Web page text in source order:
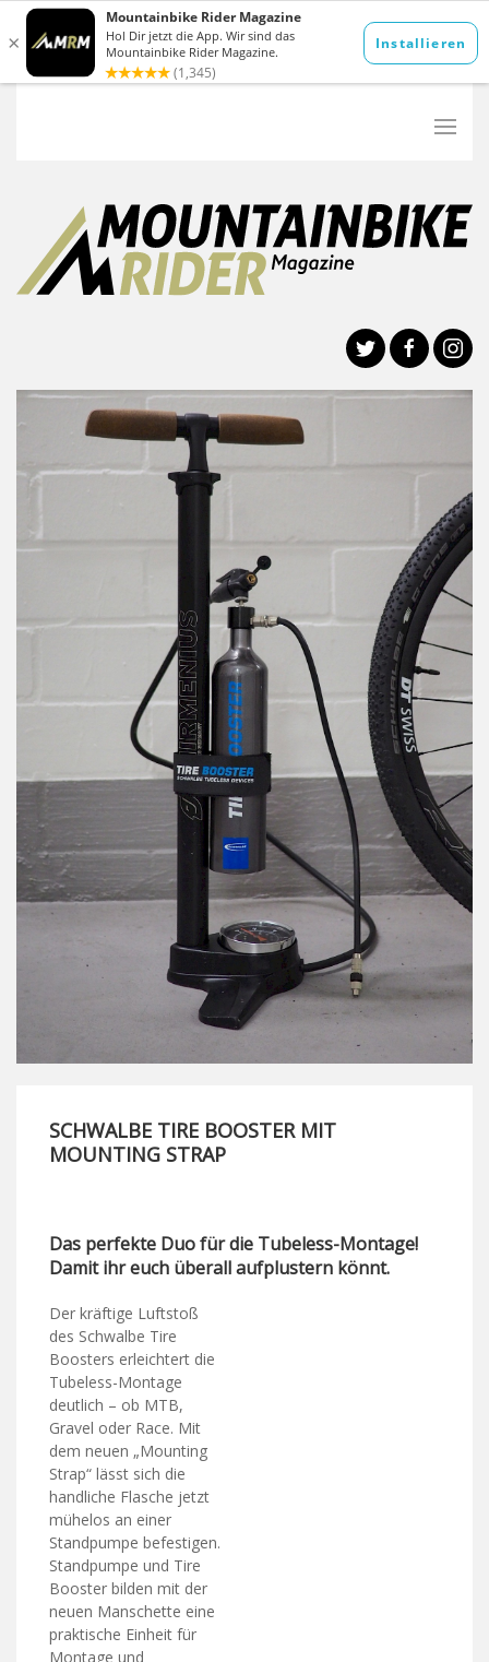
SCHWALBE TIRE BOOSTER MIT
MOUNTING STRAP
Das perfekte Duo für die Tubeless-Montage!
Damit ihr euch überall aufplustern könnt.
Der kräftige Luftstoß
des Schwalbe Tire
Boosters erleichtert die
Tubeless-Montage
deutlich – ob MTB,
Gravel oder Race. Mit
dem neuen „Mounting
Strap“ lässt sich die
handliche Flasche jetzt
mühelos an einer
Standpumpe befestigen.
Standpumpe und Tire
Booster bilden mit der
neuen Manschette eine
praktische Einheit für
Montage und